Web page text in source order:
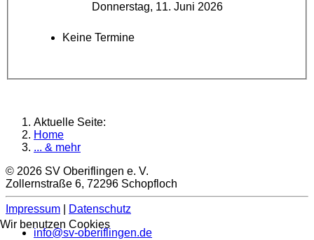
Donnerstag, 11. Juni 2026
Keine Termine
Aktuelle Seite:
Home
... & mehr
© 2026 SV Oberiflingen e. V.
Zollernstraße 6, 72296 Schopfloch
Impressum
Datenschutz
info@sv-oberiflingen.de
Wir benutzen Cookies